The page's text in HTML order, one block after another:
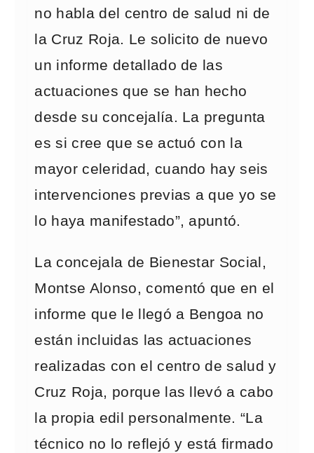
no habla del centro de salud ni de
la Cruz Roja. Le solicito de nuevo
un informe detallado de las
actuaciones que se han hecho
desde su concejalía. La pregunta
es si cree que se actuó con la
mayor celeridad, cuando hay seis
intervenciones previas a que yo se
lo haya manifestado”, apuntó.
La concejala de Bienestar Social,
Montse Alonso, comentó que en el
informe que le llegó a Bengoa no
están incluidas las actuaciones
realizadas con el centro de salud y
Cruz Roja, porque las llevó a cabo
la propia edil personalmente. “La
técnico no lo reflejó y está firmado